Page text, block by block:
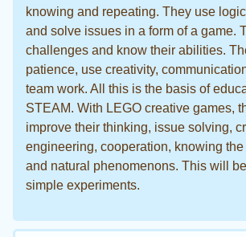
knowing and repeating. They use
and solve issues in a form of a game.
challenges and know their abilities.
patience, use creativity,
team work. All this is the basis of
STEAM. With LEGO creative games,
improve their thinking, issue solving,
engineering, cooperation, knowing
and natural phenomenons. This will
simple experiments.